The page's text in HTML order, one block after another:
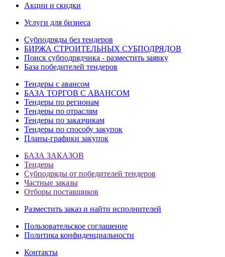
Акции и скидки
Услуги для бизнеса
Субподряды без тендеров
БИРЖА СТРОИТЕЛЬНЫХ СУБПОДРЯДОВ
Поиск субподрядчика - разместить заявку
База победителей тендеров
Тендеры с авансом
БАЗА ТОРГОВ С АВАНСОМ
Тендеры по регионам
Тендеры по отраслям
Тендеры по заказчикам
Тендеры по способу закупок
Планы-графики закупок
БАЗА ЗАКАЗОВ
Тендеры
Субподряды от победителей тендеров
Частные заказы
Отборы поставщиков
Разместить заказ и найти исполнителей
Пользовательское соглашение
Политика конфиденциальности
Контакты